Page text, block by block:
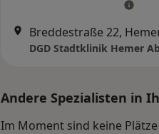
Breddestraße 22,
DGD Stadtklinik Hemer
Andere Spezialisten in
Im Moment sind keine